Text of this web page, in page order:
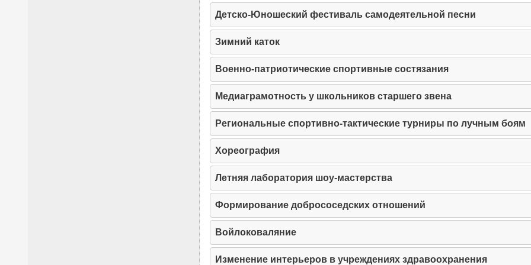
Детско-Юношеский фестиваль самодеятельной песни
Зимний каток
Военно-патриотические спортивные состязания
Медиаграмотность у школьников старшего звена
Региональные спортивно-тактические турниры по лучным боям
Хореография
Летняя лаборатория шоу-мастерства
Формирование добрососедских отношений
Войлоковаляние
Изменение интерьеров в учреждениях здравоохранения